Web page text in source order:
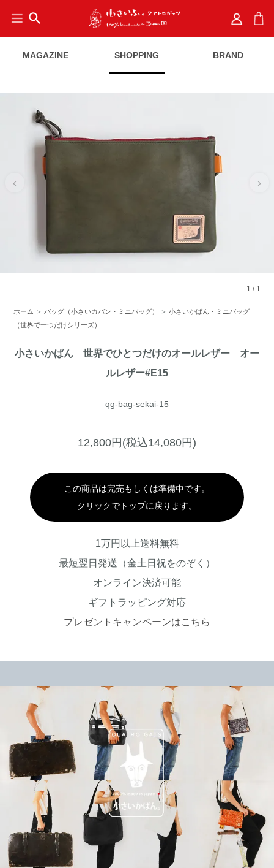
search
MAGAZINE SHOPPING BRAND
‹ ›
1 / 1
ホーム ＞ バッグ（小さいカバン・ミニバッグ） ＞小さいかばん・ミニバッグ
（世界で一つだけシリーズ）
小さいかばん 世界でひとつだけのオールレザー オー
ルレザー#E15
qg-bag-sekai-15
12,800円(税込14,080円)
この商品は完売もしくは準備中です。
クリックでトップに戻ります。
1万円以上送料無料
最短翌日発送（金土日祝をのぞく）
オンライン決済可能
ギフトラッピング対応
プレゼントキャンペーンはこちら